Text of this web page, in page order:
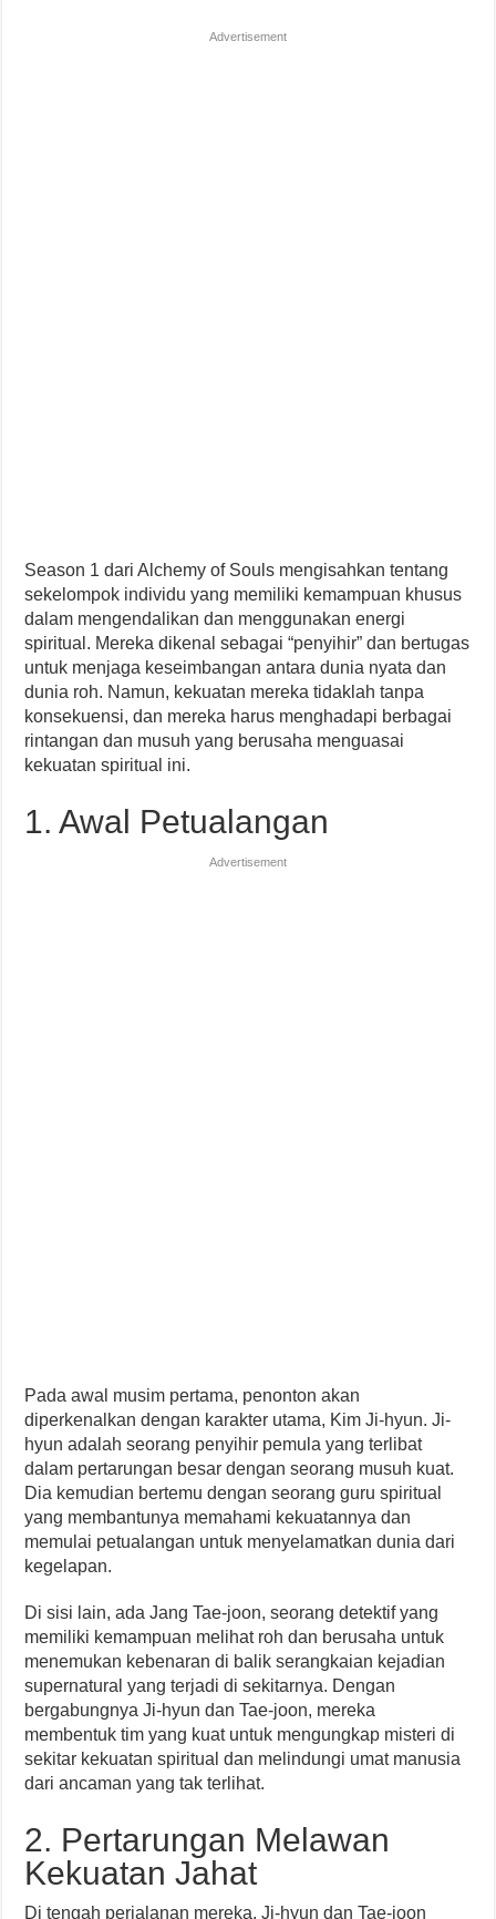
Advertisement
Season 1 dari Alchemy of Souls mengisahkan tentang
sekelompok individu yang memiliki kemampuan khusus
dalam mengendalikan dan menggunakan energi
spiritual. Mereka dikenal sebagai “penyihir” dan bertugas
untuk menjaga keseimbangan antara dunia nyata dan
dunia roh. Namun, kekuatan mereka tidaklah tanpa
konsekuensi, dan mereka harus menghadapi berbagai
rintangan dan musuh yang berusaha menguasai
kekuatan spiritual ini.
1. Awal Petualangan
Advertisement
Pada awal musim pertama, penonton akan
diperkenalkan dengan karakter utama, Kim Ji-hyun. Ji-
hyun adalah seorang penyihir pemula yang terlibat
dalam pertarungan besar dengan seorang musuh kuat.
Dia kemudian bertemu dengan seorang guru spiritual
yang membantunya memahami kekuatannya dan
memulai petualangan untuk menyelamatkan dunia dari
kegelapan.
Di sisi lain, ada Jang Tae-joon, seorang detektif yang
memiliki kemampuan melihat roh dan berusaha untuk
menemukan kebenaran di balik serangkaian kejadian
supernatural yang terjadi di sekitarnya. Dengan
bergabungnya Ji-hyun dan Tae-joon, mereka
membentuk tim yang kuat untuk mengungkap misteri di
sekitar kekuatan spiritual dan melindungi umat manusia
dari ancaman yang tak terlihat.
2. Pertarungan Melawan
Kekuatan Jahat
Di tengah perjalanan mereka, Ji-hyun dan Tae-joon